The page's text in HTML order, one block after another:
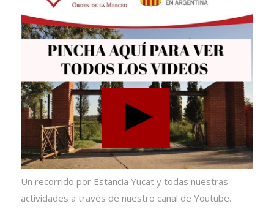
Un recorrido por Estancia Yucat y todas nuestras
actividades a través de nuestro canal de Youtube.